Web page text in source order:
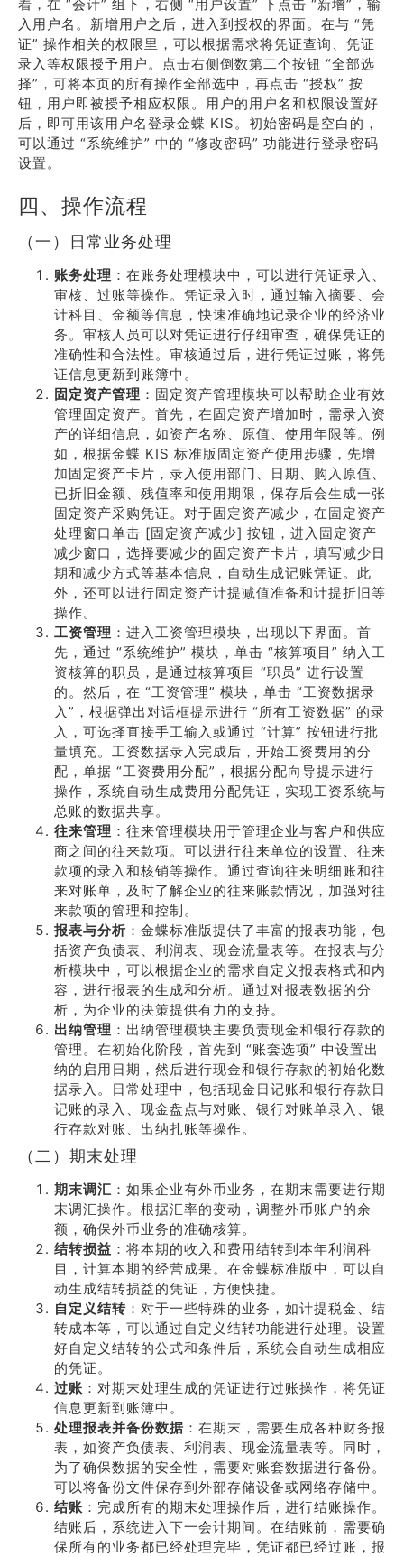
着，在 “会计” 组下，右侧 “用户设置” 下点击 “新增”，输
入用户名。新增用户之后，进入到授权的界面。在与 “凭
证” 操作相关的权限里，可以根据需求将凭证查询、凭证
录入等权限授予用户。点击右侧倒数第二个按钮 “全部选
择”，可将本页的所有操作全部选中，再点击 “授权” 按
钮，用户即被授予相应权限。用户的用户名和权限设置好
后，即可用该用户名登录金蝶 KIS。初始密码是空白的，
可以通过 “系统维护” 中的 “修改密码” 功能进行登录密码
设置。
四、操作流程
（一）日常业务处理
账务处理 ：在账务处理模块中，可以进行凭证录入、
审核、过账等操作。凭证录入时，通过输入摘要、会
计科目、金额等信息，快速准确地记录企业的经济业
务。审核人员可以对凭证进行仔细审查，确保凭证的
准确性和合法性。审核通过后，进行凭证过账，将凭
证信息更新到账簿中。
固定资产管理 ：固定资产管理模块可以帮助企业有效
管理固定资产。首先，在固定资产增加时，需录入资
产的详细信息，如资产名称、原值、使用年限等。例
如，根据金蝶 KIS 标准版固定资产使用步骤，先增
加固定资产卡片，录入使用部门、日期、购入原值、
已折旧金额、残值率和使用期限，保存后会生成一张
固定资产采购凭证。对于固定资产减少，在固定资产
处理窗口单击 [固定资产减少] 按钮，进入固定资产
减少窗口，选择要减少的固定资产卡片，填写减少日
期和减少方式等基本信息，自动生成记账凭证。此
外，还可以进行固定资产计提减值准备和计提折旧等
操作。
工资管理 ：进入工资管理模块，出现以下界面。首
先，通过 “系统维护” 模块，单击 “核算项目” 纳入工
资核算的职员，是通过核算项目 “职员” 进行设置
的。然后，在 “工资管理” 模块，单击 “工资数据录
入”，根据弹出对话框提示进行 “所有工资数据” 的录
入，可选择直接手工输入或通过 “计算” 按钮进行批
量填充。工资数据录入完成后，开始工资费用的分
配，单据 “工资费用分配”，根据分配向导提示进行
操作，系统自动生成费用分配凭证，实现工资系统与
总账的数据共享。
往来管理 ：往来管理模块用于管理企业与客户和供应
商之间的往来款项。可以进行往来单位的设置、往来
款项的录入和核销等操作。通过查询往来明细账和往
来对账单，及时了解企业的往来账款情况，加强对往
来款项的管理和控制。
报表与分析 ：金蝶标准版提供了丰富的报表功能，包
括资产负债表、利润表、现金流量表等。在报表与分
析模块中，可以根据企业的需求自定义报表格式和内
容，进行报表的生成和分析。通过对报表数据的分
析，为企业的决策提供有力的支持。
出纳管理 ：出纳管理模块主要负责现金和银行存款的
管理。在初始化阶段，首先到 “账套选项” 中设置出
纳的启用日期，然后进行现金和银行存款的初始化数
据录入。日常处理中，包括现金日记账和银行存款日
记账的录入、现金盘点与对账、银行对账单录入、银
行存款对账、出纳扎账等操作。
（二）期末处理
期末调汇 ：如果企业有外币业务，在期末需要进行期
末调汇操作。根据汇率的变动，调整外币账户的余
额，确保外币业务的准确核算。
结转损益 ：将本期的收入和费用结转到本年利润科
目，计算本期的经营成果。在金蝶标准版中，可以自
动生成结转损益的凭证，方便快捷。
自定义结转 ：对于一些特殊的业务，如计提税金、结
转成本等，可以通过自定义结转功能进行处理。设置
好自定义结转的公式和条件后，系统会自动生成相应
的凭证。
过账 ：对期末处理生成的凭证进行过账操作，将凭证
信息更新到账簿中。
处理报表并备份数据 ：在期末，需要生成各种财务报
表，如资产负债表、利润表、现金流量表等。同时，
为了确保数据的安全性，需要对账套数据进行备份。
可以将备份文件保存到外部存储设备或网络存储中。
结账 ：完成所有的期末处理操作后，进行结账操作。
结账后，系统进入下一会计期间。在结账前，需要确
保所有的业务都已经处理完毕，凭证都已经过账，报